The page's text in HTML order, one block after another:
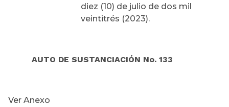
diez (10) de julio de dos mil
veintitrés (2023).
AUTO DE SUSTANCIACIÓN No. 133
Ver Anexo